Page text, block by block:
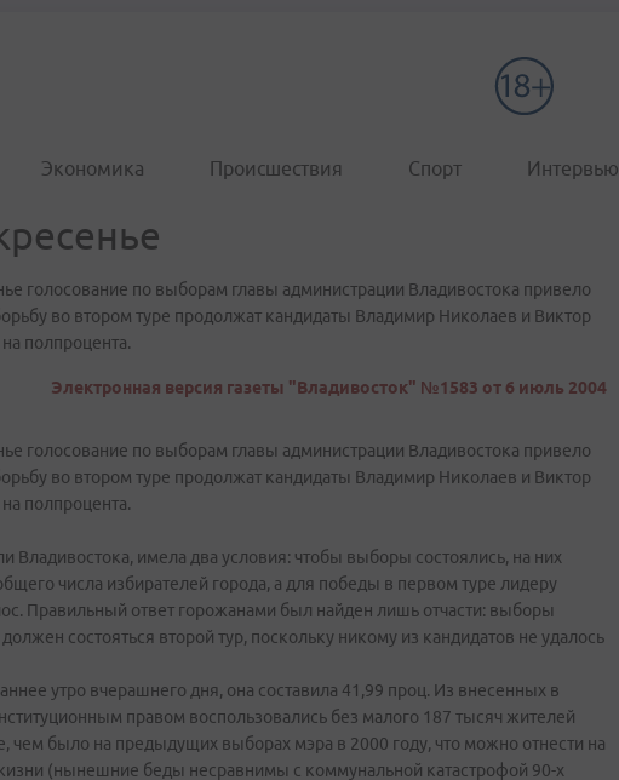
Экономика Происшествия Спорт Интервью
голосование по выборам главы администрации Владивостока привело
во втором туре продолжат кандидаты Владимир Николаев и Виктор
полпроцента.
Электронная версия газеты "Владивосток" №1583 от 6 июль 2004
голосование по выборам главы администрации Владивостока привело
во втором туре продолжат кандидаты Владимир Николаев и Виктор
полпроцента.
Владивостока, имела два условия: чтобы выборы состоялись, на них
числа избирателей города, а для победы в первом туре лидеру
Правильный ответ горожанами был найден лишь отчасти: выборы
состояться второй тур, поскольку никому из кандидатов не удалось
утро вчерашнего дня, она составила 41,99 проц. Из внесенных в
правом воспользовались без малого 187 тысяч жителей
чем было на предыдущих выборах мэра в 2000 году, что можно отнести на
(нынешние беды несравнимы с коммунальной катастрофой 90-х